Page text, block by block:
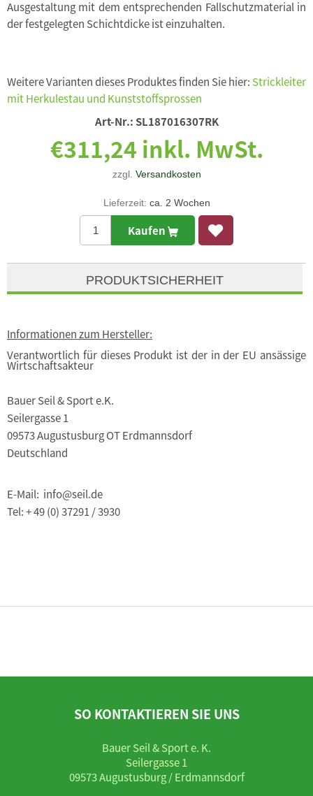
Ausgestaltung mit dem entsprechenden Fallschutzmaterial in
der festgelegten Schichtdicke ist einzuhalten.
Weitere Varianten dieses Produktes finden Sie hier: Strickleiter
mit Herkulestau und Kunststoffsprossen
Art-Nr.: SL187016307RK
€311,24 inkl. MwSt.
zzgl. Versandkosten
Lieferzeit: ca. 2 Wochen
Kaufen
PRODUKTSICHERHEIT
Informationen zum Hersteller:
Verantwortlich für dieses Produkt ist der in der EU ansässige
Wirtschaftsakteur
Bauer Seil & Sport e.K.
Seilergasse 1
09573 Augustusburg OT Erdmannsdorf
Deutschland
E-Mail: info@seil.de
Tel: + 49 (0) 37291 / 3930
SO KONTAKTIEREN SIE UNS
Bauer Seil & Sport e. K.
Seilergasse 1
09573 Augustusburg / Erdmannsdorf